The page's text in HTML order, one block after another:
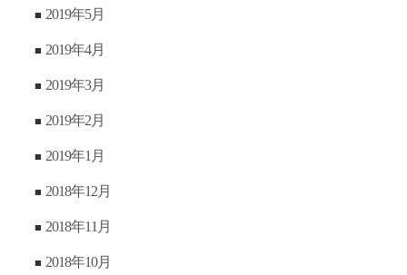
2019年5月
2019年4月
2019年3月
2019年2月
2019年1月
2018年12月
2018年11月
2018年10月